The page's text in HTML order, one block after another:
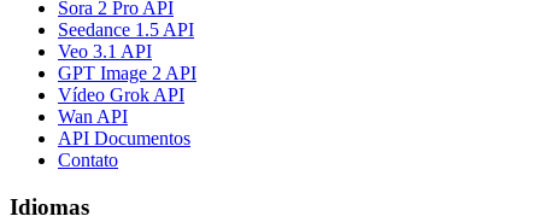
Sora 2 Pro API
Seedance 1.5 API
Veo 3.1 API
GPT Image 2 API
Vídeo Grok API
Wan API
API Documentos
Contato
Idiomas